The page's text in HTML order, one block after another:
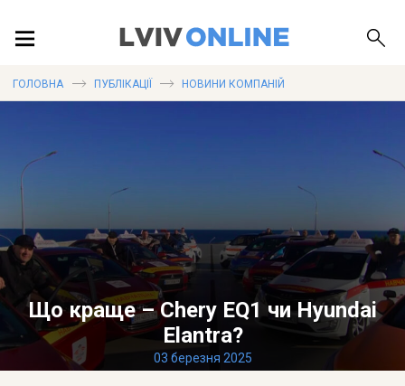
ПУБЛІКАЦІЇ
ДОВІДКА
ГОЛОВНА ПУБЛІКАЦІЇ НОВИНИ КОМПАНІЙ
Що краще – Chery EQ1 чи Hyundai
Elantra?
03 березня 2025